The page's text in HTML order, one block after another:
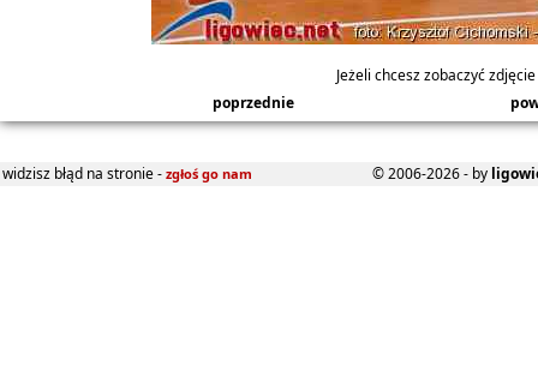
Jeżeli chcesz zobaczyć
poprzednie
widzisz błąd na stronie - zgłoś go nam © 2006-2026 - by